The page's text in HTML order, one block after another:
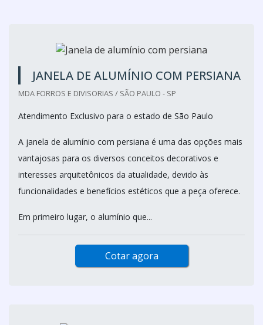
JANELA DE ALUMÍNIO COM PERSIANA
MDA FORROS E DIVISORIAS / SÃO PAULO - SP
Atendimento Exclusivo para o estado de São Paulo
A janela de alumínio com persiana é uma das opções mais
vantajosas para os diversos conceitos decorativos e
interesses arquitetônicos da atualidade, devido às
funcionalidades e benefícios estéticos que a peça oferece.
Em primeiro lugar, o alumínio que...
Cotar agora